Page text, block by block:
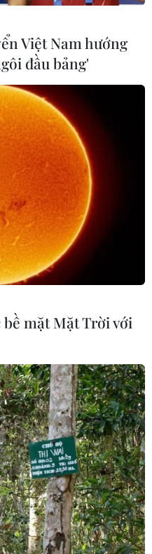
Phạm Minh Chính
Long
Long
Việt Nam hướng
đầu bảng'
mặt Mặt Trời với